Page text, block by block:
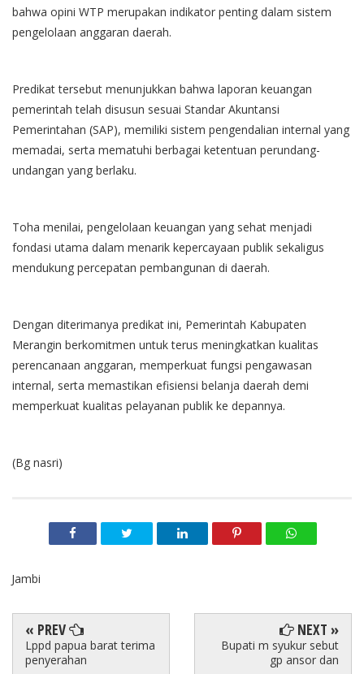
bahwa opini WTP merupakan indikator penting dalam sistem
pengelolaan anggaran daerah.
Predikat tersebut menunjukkan bahwa laporan keuangan
pemerintah telah disusun sesuai Standar Akuntansi
Pemerintahan (SAP), memiliki sistem pengendalian internal yang
memadai, serta mematuhi berbagai ketentuan perundang-
undangan yang berlaku.
Toha menilai, pengelolaan keuangan yang sehat menjadi
fondasi utama dalam menarik kepercayaan publik sekaligus
mendukung percepatan pembangunan di daerah.
Dengan diterimanya predikat ini, Pemerintah Kabupaten
Merangin berkomitmen untuk terus meningkatkan kualitas
perencanaan anggaran, memperkuat fungsi pengawasan
internal, serta memastikan efisiensi belanja daerah demi
memperkuat kualitas pelayanan publik ke depannya.
(Bg nasri)
Jambi
« PREV
Lppd papua barat terima
penyerahan
NEXT »
Bupati m syukur sebut
gp ansor dan